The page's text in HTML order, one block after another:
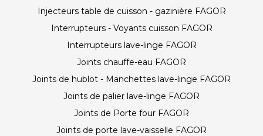
Injecteurs table de cuisson - gazinière FAGOR
Interrupteurs - Voyants cuisson FAGOR
Interrupteurs lave-linge FAGOR
Joints chauffe-eau FAGOR
Joints de hublot - Manchettes lave-linge FAGOR
Joints de palier lave-linge FAGOR
Joints de Porte four FAGOR
Joints de porte lave-vaisselle FAGOR